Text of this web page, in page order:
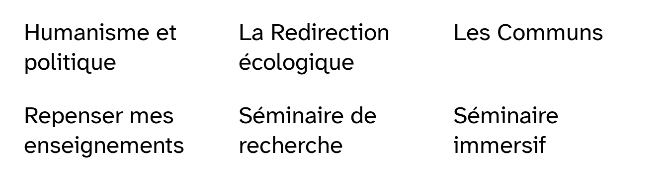
Humanisme et
politique
La Redirection
écologique
Les Communs
Repenser mes
enseignements
Séminaire de
recherche
Séminaire
immersif